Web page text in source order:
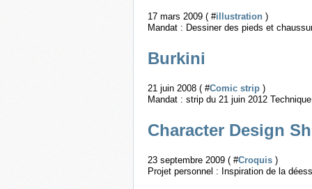
17 mars 2009 ( #illustration )
Mandat : Dessiner des pieds et
Burkini
21 juin 2008 ( #Comic strip )
Mandat : strip du 21 juin 2012
Character Design
23 septembre 2009 ( #Croquis )
Projet personnel : Inspiration de la